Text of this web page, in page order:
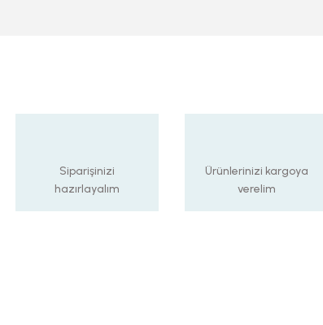
Siparişinizi
hazırlayalım
Ürünlerinizi kargoya
verelim